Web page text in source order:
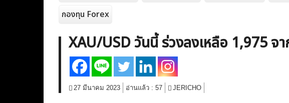
กองทุน Forex
XAU/USD วันนี้ ร่วงลงเหลือ 1,975 จ
27 มีนาคม 2023 อ่านแล้ว : 57 JERICHO